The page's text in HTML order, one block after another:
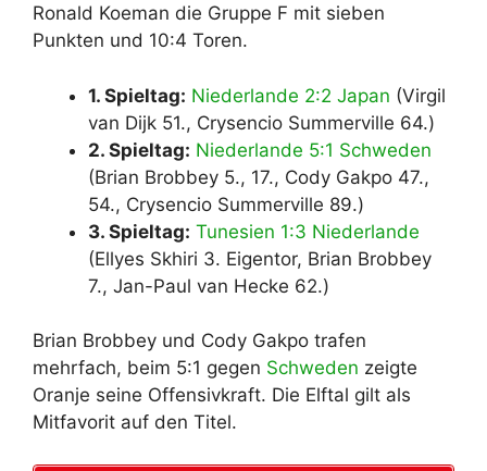
Ronald Koeman die Gruppe F mit sieben
Punkten und 10:4 Toren.
1. Spieltag: Niederlande 2:2 Japan (Virgil
van Dijk 51., Crysencio Summerville 64.)
2. Spieltag: Niederlande 5:1 Schweden
(Brian Brobbey 5., 17., Cody Gakpo 47.,
54., Crysencio Summerville 89.)
3. Spieltag: Tunesien 1:3 Niederlande
(Ellyes Skhiri 3. Eigentor, Brian Brobbey
7., Jan-Paul van Hecke 62.)
Brian Brobbey und Cody Gakpo trafen
mehrfach, beim 5:1 gegen Schweden zeigte
Oranje seine Offensivkraft. Die Elftal gilt als
Mitfavorit auf den Titel.